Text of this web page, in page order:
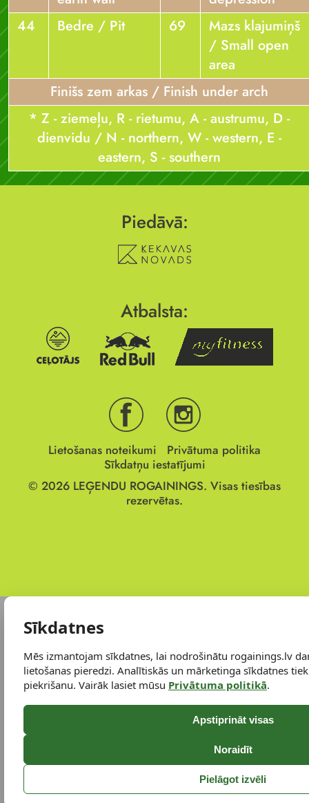
44
Bedre / Pit 69
Mazs klajumiņš
/ Small open
area
Finišs zem arkas / Finish under arch
* Z - ziemeļu, R - rietumu, A - austrumu, D -
dienvidu / N - northern, W - western, E -
eastern, S - southern
Piedāvā:
Atbalsta:
Lietošanas noteikumi
Privātuma politika
Sīkdatņu iestatījumi
© 2026 LEĢENDU ROGAININGS. Visas tiesības
rezervētas.
Sīkdatnes
Mēs izmantojam sīkdatnes, lai nodrošinātu rogainings.lv
lietošanas pieredzi. Analītiskās un mārketinga sīkdatnes
piekrišanu. Vairāk lasiet mūsu Privātuma politikā.
Apstiprināt visas
Noraidīt
Pielāgot izvēli